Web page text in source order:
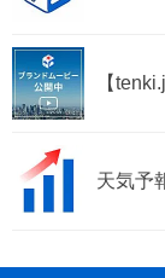
坂町
世羅町
【
天気予